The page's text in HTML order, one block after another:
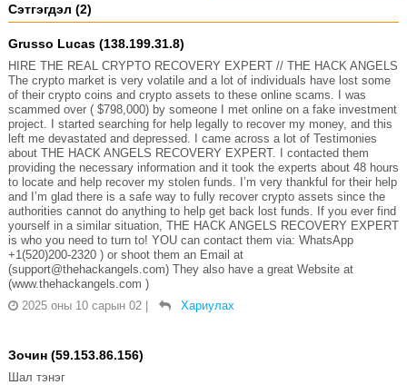
Сэтгэгдэл (2)
Grusso Lucas (138.199.31.8)
HIRE THE REAL CRYPTO RECOVERY EXPERT // THE HACK ANGELS
The crypto market is very volatile and a lot of individuals have lost some
of their crypto coins and crypto assets to these online scams. I was
scammed over ( $798,000) by someone I met online on a fake investment
project. I started searching for help legally to recover my money, and this
left me devastated and depressed. I came across a lot of Testimonies
about THE HACK ANGELS RECOVERY EXPERT. I contacted them
providing the necessary information and it took the experts about 48 hours
to locate and help recover my stolen funds. I’m very thankful for their help
and I’m glad there is a safe way to fully recover crypto assets since the
authorities cannot do anything to help get back lost funds. If you ever find
yourself in a similar situation, THE HACK ANGELS RECOVERY EXPERT
is who you need to turn to! YOU can contact them via: WhatsApp
+1(520)200-2320 ) or shoot them an Email at
(support@thehackangels.com) They also have a great Website at
(www.thehackangels.com )
2025 оны 10 сарын 02
Хариулах
Зочин (59.153.86.156)
Шал тэнэг